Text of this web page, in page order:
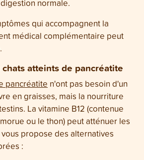
normale.
qui accompagnent la
médical complémentaire peut
atteints de pancréatite
pancréatite n'ont pas besoin d'un
en graisses, mais la nourriture
La vitamine B12 (contenue
ou le thon) peut atténuer les
propose des alternatives
: